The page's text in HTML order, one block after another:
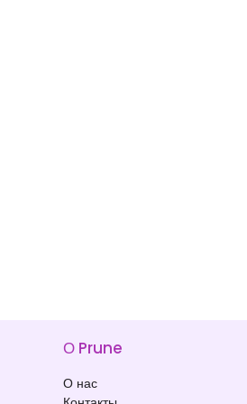
О Prune
О нас